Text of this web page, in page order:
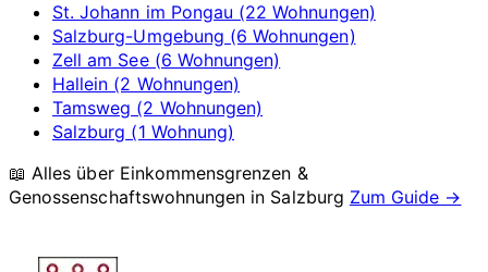
St. Johann im Pongau (22 Wohnungen)
Salzburg-Umgebung (6 Wohnungen)
Zell am See (6 Wohnungen)
Hallein (2 Wohnungen)
Tamsweg (2 Wohnungen)
Salzburg (1 Wohnung)
📖 Alles über Einkommensgrenzen &
Genossenschaftswohnungen in Salzburg Zum Guide →